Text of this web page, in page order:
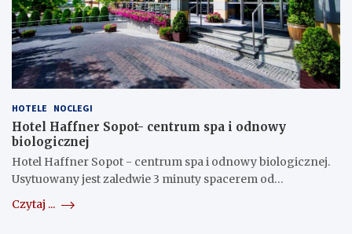
HOTELE NOCLEGI
Hotel Haffner Sopot- centrum spa i odnowy
biologicznej
Hotel Haffner Sopot - centrum spa i odnowy biologicznej.
Usytuowany jest zaledwie 3 minuty spacerem od…
Czytaj ...